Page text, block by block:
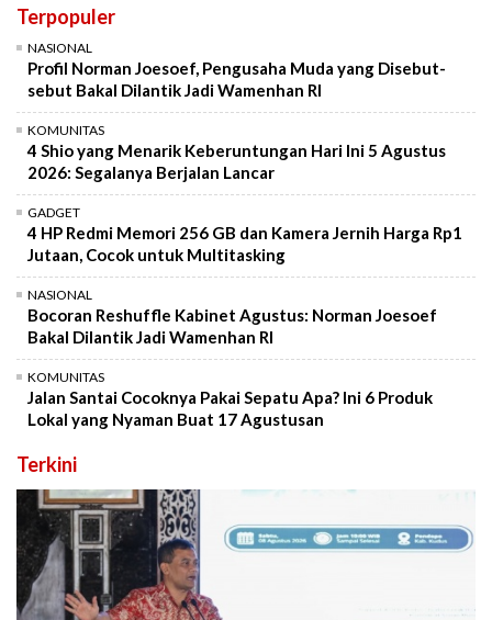
Terpopuler
NASIONAL
Profil Norman Joesoef, Pengusaha Muda yang Disebut-
sebut Bakal Dilantik Jadi Wamenhan RI
KOMUNITAS
4 Shio yang Menarik Keberuntungan Hari Ini 5 Agustus
2026: Segalanya Berjalan Lancar
GADGET
4 HP Redmi Memori 256 GB dan Kamera Jernih Harga Rp1
Jutaan, Cocok untuk Multitasking
NASIONAL
Bocoran Reshuffle Kabinet Agustus: Norman Joesoef
Bakal Dilantik Jadi Wamenhan RI
KOMUNITAS
Jalan Santai Cocoknya Pakai Sepatu Apa? Ini 6 Produk
Lokal yang Nyaman Buat 17 Agustusan
Terkini